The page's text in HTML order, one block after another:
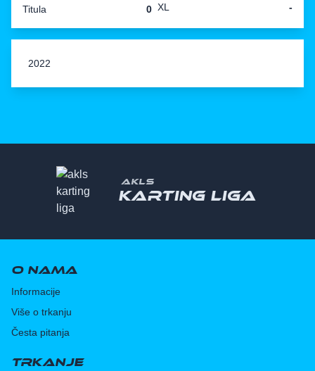
Titula
0 XL
-
2022
AKLS
Karting liga
O nama
Informacije
Više o trkanju
Česta pitanja
Trkanje